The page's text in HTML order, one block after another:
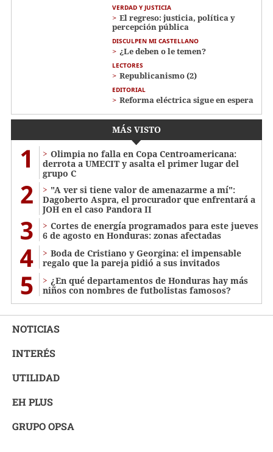
VERDAD Y JUSTICIA
El regreso: justicia, política y
percepción pública
DISCULPEN MI CASTELLANO
¿Le deben o le temen?
LECTORES
Republicanismo (2)
EDITORIAL
Reforma eléctrica sigue en espera
MÁS VISTO
1
Olimpia no falla en Copa Centroamericana:
derrota a UMECIT y asalta el primer lugar del
grupo C
2
"A ver si tiene valor de amenazarme a mí":
Dagoberto Aspra, el procurador que enfrentará a
JOH en el caso Pandora II
3
Cortes de energía programados para este jueves
6 de agosto en Honduras: zonas afectadas
4
Boda de Cristiano y Georgina: el impensable
regalo que la pareja pidió a sus invitados
5
¿En qué departamentos de Honduras hay más
niños con nombres de futbolistas famosos?
NOTICIAS
INTERÉS
UTILIDAD
EH PLUS
GRUPO OPSA